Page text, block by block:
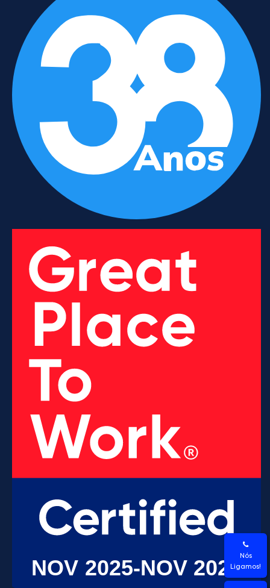
Nós
Ligamos!